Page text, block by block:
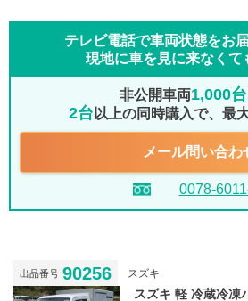
テレビ電話で車両状態をお
現地に車を見に来なくて
非公開車両1,000台
2台 以上の同時購入で、最
メール問い合わ
0078-
出品番号 90256 スズキ
スズキ 軽 冷蔵冷凍